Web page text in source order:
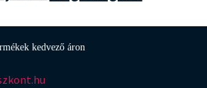
kedvező áron